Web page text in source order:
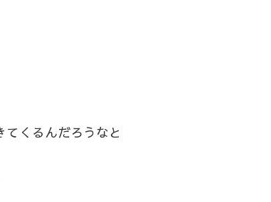
くるんだろうなと